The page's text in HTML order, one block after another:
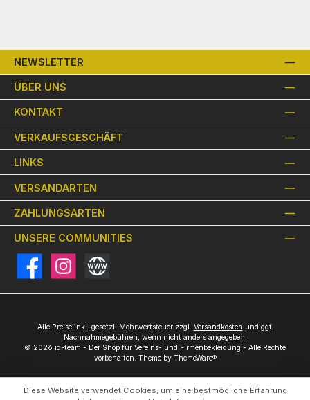
NEWSLETTER
ÜBER UNS
KONTAKT
VERKAUFSGESCHÄFT
LINKS
VERSANDARTEN
ZAHLUNGSARTEN
UNSERE COMMUNITIES
FacebookInstagramWebsite
Alle Preise inkl. gesetzl. Mehrwertsteuer zzgl. Versandkosten und ggf.
Nachnahmegebühren, wenn nicht anders angegeben.
© 2026 iq-team - Der Shop für Vereins- und Firmenbekleidung - Alle Rechte
vorbehalten. Theme by ThemeWare®
Diese Website verwendet Cookies, um eine bestmögliche Erfahrung